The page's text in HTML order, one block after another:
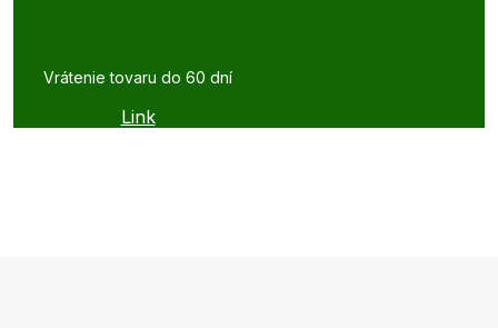
Vrátenie tovaru do 60 dní
Link